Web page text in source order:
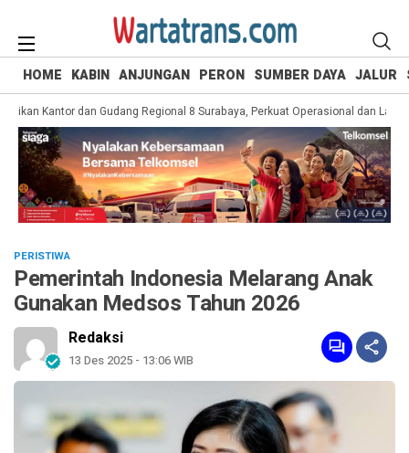
HOME KABIN ANJUNGAN PERON SUMBER DAYA JALUR
Kantor dan Gudang Regional 8 Surabaya, Perkuat Operasional dan Layanan
PERISTIWA
Pemerintah Indonesia Melarang Anak
Gunakan Medsos Tahun 2026
Redaksi
13 Des 2025 - 13:06 WIB